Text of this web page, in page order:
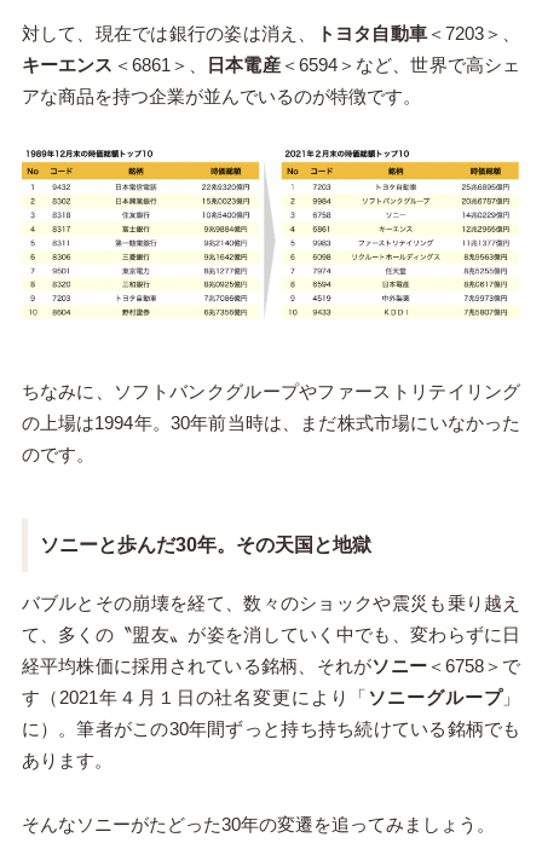
対して、現在では銀行の姿は消え、 トヨタ自動車 ＜7203＞、
キーエンス ＜6861＞、 日本電産＜6594＞など、世界で高シェ
アな商品を持つ企業が並んでいるのが特徴です。
ちなみに、ソフトバンクグループやファーストリテイリング
の上場は1994年。30年前当時は、まだ株式市場にいなかった
のです。
ソニーと歩んだ30年。その天国と地獄
バブルとその崩壊を経て、数々のショックや震災も乗り越え
て、多くの〝盟友〟が姿を消していく中でも、変わらずに日
経平均株価に採用されている銘柄、それがソニー ＜6758＞で
す（2021年４月１日の社名変更により「 ソニーグループ」
に）。筆者がこの30年間ずっと持ち持ち続けている銘柄でも
あります。
そんなソニーがたどった30年の変遷を追ってみましょう。